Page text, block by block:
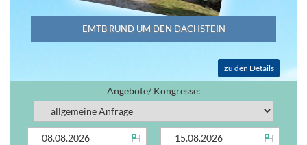
EMTB RUND UM DEN DACHSTEIN
zu den Details